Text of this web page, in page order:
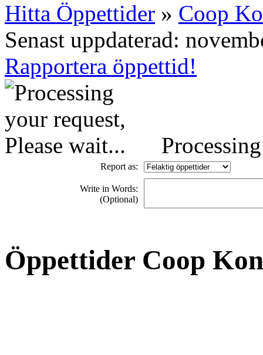
Hitta Öppettider » Coop
Senast uppdaterad:
Rapportera öppettid!
Report as:
Write in Words:
(Optional)
Öppettider Coop